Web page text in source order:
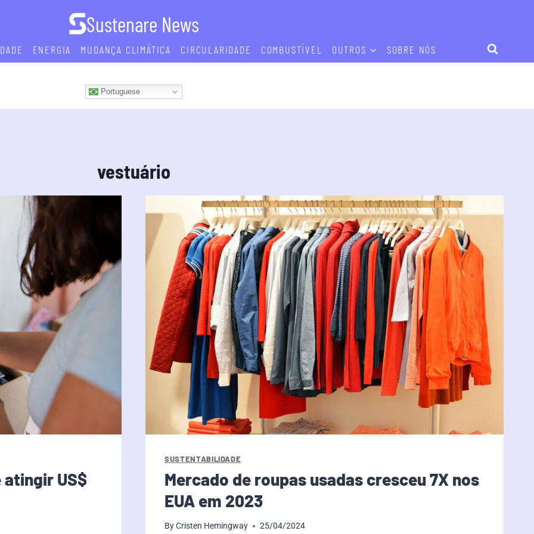
Sustenare News
ENERGIA MUDANÇA CLIMÁTICA CIRCULARIDADE COMBUSTÍVEL OUTROS SOBRE NÓS
Portuguese
vestuário
atingir US$
SUSTENTABILIDADE
Mercado de roupas usadas cresceu 7X nos
EUA em 2023
ByCristen Hemingway 25/04/2024